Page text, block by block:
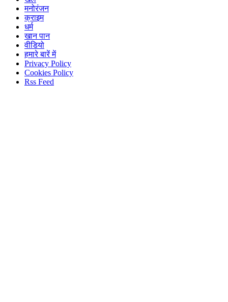
मनोरंजन
क्राइम
धर्म
खान पान
वीडियो
हमारे बारें में
Privacy Policy
Cookies Policy
Rss Feed